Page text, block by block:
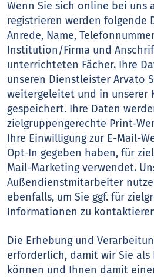
Wenn Sie sich online bei uns
registrieren werden folgende
Anrede, Name,
Institution/Firma und
unterrichteten Fächer. Ihre
unseren Dienstleister Arvato
weitergeleitet und in unserer
gespeichert. Ihre Daten
zielgruppengerechte Print-
Ihre Einwilligung zur E-Mail-
Opt-In gegeben haben, für
Mail-Marketing verwendet.
Außendienstmitarbeiter
ebenfalls, um Sie ggf. für
Informationen zu
Die Erhebung und
erforderlich, damit wir Sie
können und Ihnen damit